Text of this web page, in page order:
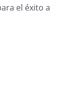
el éxito a